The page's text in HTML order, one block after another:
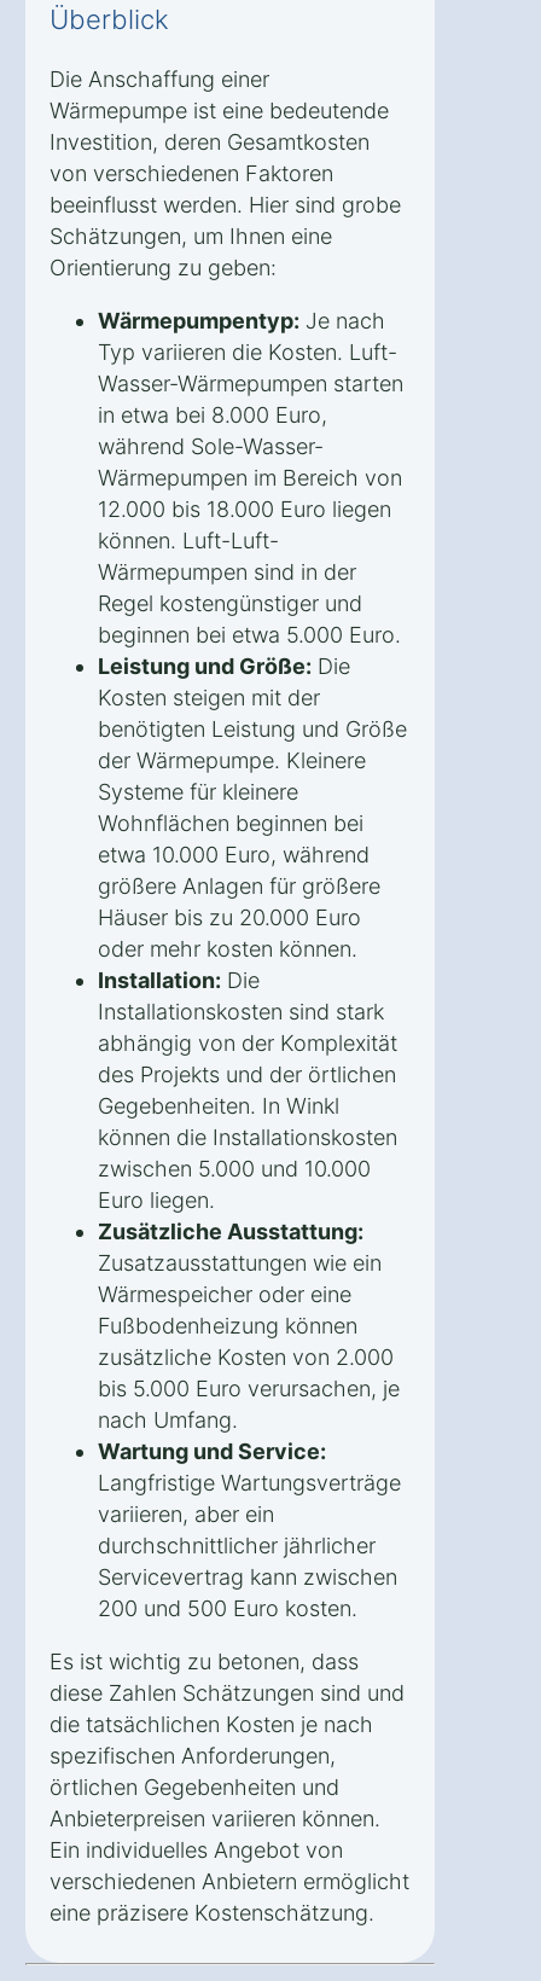
Überblick
Die Anschaffung einer
Wärmepumpe ist eine bedeutende
Investition, deren Gesamtkosten
von verschiedenen Faktoren
beeinflusst werden. Hier sind grobe
Schätzungen, um Ihnen eine
Orientierung zu geben:
Wärmepumpentyp: Je nach
Typ variieren die Kosten. Luft-
Wasser-Wärmepumpen starten
in etwa bei 8.000 Euro,
während Sole-Wasser-
Wärmepumpen im Bereich von
12.000 bis 18.000 Euro liegen
können. Luft-Luft-
Wärmepumpen sind in der
Regel kostengünstiger und
beginnen bei etwa 5.000 Euro.
Leistung und Größe: Die
Kosten steigen mit der
benötigten Leistung und Größe
der Wärmepumpe. Kleinere
Systeme für kleinere
Wohnflächen beginnen bei
etwa 10.000 Euro, während
größere Anlagen für größere
Häuser bis zu 20.000 Euro
oder mehr kosten können.
Installation: Die
Installationskosten sind stark
abhängig von der Komplexität
des Projekts und der örtlichen
Gegebenheiten. In Winkl
können die Installationskosten
zwischen 5.000 und 10.000
Euro liegen.
Zusätzliche Ausstattung:
Zusatzausstattungen wie ein
Wärmespeicher oder eine
Fußbodenheizung können
zusätzliche Kosten von 2.000
bis 5.000 Euro verursachen, je
nach Umfang.
Wartung und Service:
Langfristige Wartungsverträge
variieren, aber ein
durchschnittlicher jährlicher
Servicevertrag kann zwischen
200 und 500 Euro kosten.
Es ist wichtig zu betonen, dass
diese Zahlen Schätzungen sind und
die tatsächlichen Kosten je nach
spezifischen Anforderungen,
örtlichen Gegebenheiten und
Anbieterpreisen variieren können.
Ein individuelles Angebot von
verschiedenen Anbietern ermöglicht
eine präzisere Kostenschätzung.